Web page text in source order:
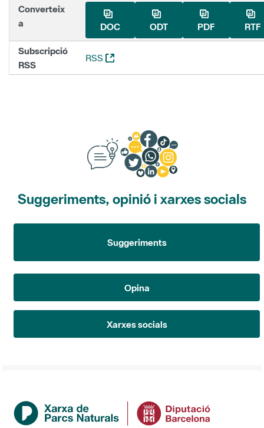
Converteix
a
DOC ODT PDF RTF
Subscripció
RSS
RSS (Obre una nova finestra)
Suggeriments, opinió i xarxes socials
Suggeriments
Opina
Xarxes socials